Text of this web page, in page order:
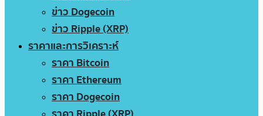
ข่าว Dogecoin
ข่าว Ripple (XRP)
ราคาและการวิเคราะห์
ราคา Bitcoin
ราคา Ethereum
ราคา Dogecoin